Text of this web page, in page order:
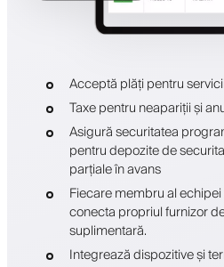
Acceptă plăți pentru
Taxe pentru neapariții și
Asigură securitatea
pentru depozite de
parțiale în avans
Fiecare membru al
conecta propriul furnizor
suplimentară.
Integrează dispozitive și